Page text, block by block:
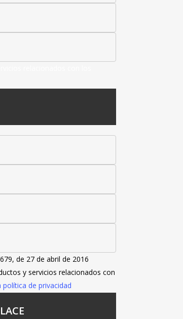
de 27 de abril de 2016
y servicios relacionados con
de privacidad